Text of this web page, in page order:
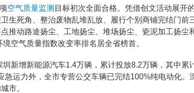
空气质量监测 目标初次全面合格。凭借创文活动展开
生死角、整治废物乱堆乱放、履行个别商铺完结门前
推动路途扬尘、工地扬尘、堆场扬尘、瓷泥加工扬尘
空气质量指数改变率排名居全省榜首。
新增新能源汽车1.4万辆，累计投放8.2万辆，其中累
运力外，全市专营公交车辆已完结100%纯电动化。
市。